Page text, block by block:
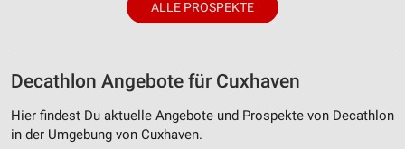
ALLE PROSPEKTE
Decathlon Angebote für Cuxhaven
Hier findest Du aktuelle Angebote und Prospekte von Decathlon
in der Umgebung von Cuxhaven.